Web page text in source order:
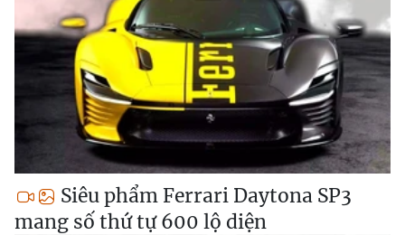
Siêu phẩm Ferrari Daytona SP3
mang số thứ tự 600 lộ diện